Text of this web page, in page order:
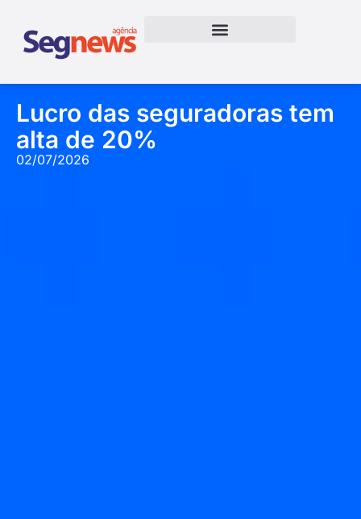
Lucro das seguradoras tem
alta de 20%
02/07/2026